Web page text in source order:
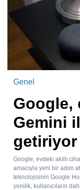
Genel
Google,
Gemini
getiriyor
Google, evdeki akıllı
amacıyla yeni bir adım
teknolojisinin Google
yenilik, kullanıcıların